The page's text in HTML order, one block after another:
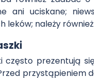
ani uciskane;
leków; należy
często prezentują
przystąpieniem